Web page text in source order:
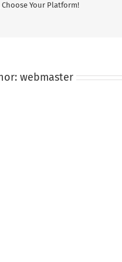
Choose Your Platform!
webmaster